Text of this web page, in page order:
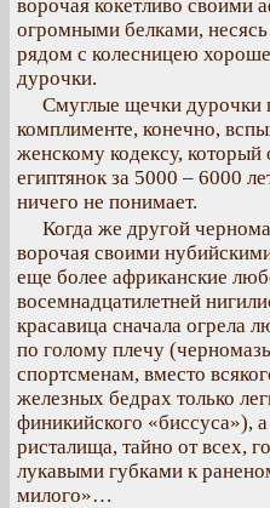
ворочая кокетливо своими
огромными белками,
рядом с колесницею
дурочки.
Смуглые щечки дурочки
комплименте, конечно,
женскому кодексу, который
египтянок за 5000 – 6000
ничего не понимает.
Когда же другой
ворочая своими
еще более африканские
восемнадцатилетней
красавица сначала огрела
по голому плечу
спортсменам, вместо
железных бедрах только
финикийского «биссуса»),
ристалища, тайно от всех,
лукавыми губками к
милого»…